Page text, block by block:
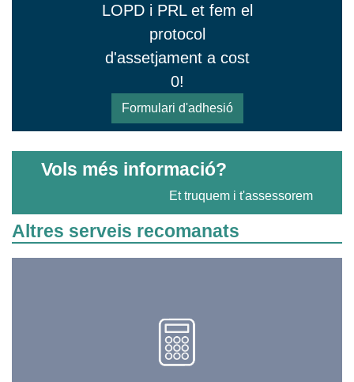
LOPD i PRL et fem el
protocol
d'assetjament a cost
0!
Formulari d'adhesió
Vols més informació?
Et truquem i t'assessorem
Altres serveis recomanats